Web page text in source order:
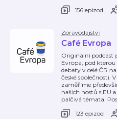
156 epizod
Zpravodajství
Café Evropa
Originální podcast
Evropa, pod
debaty v celé ČR
české společnosti.
zaměříme
našich hostů s EU
palčivá témata.
123 epizod